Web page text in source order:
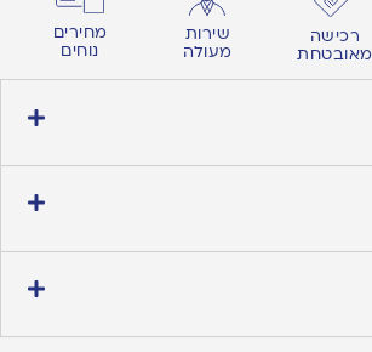
רכישה
מאובטחת
שירות
מעולה
מחירים
נוחים